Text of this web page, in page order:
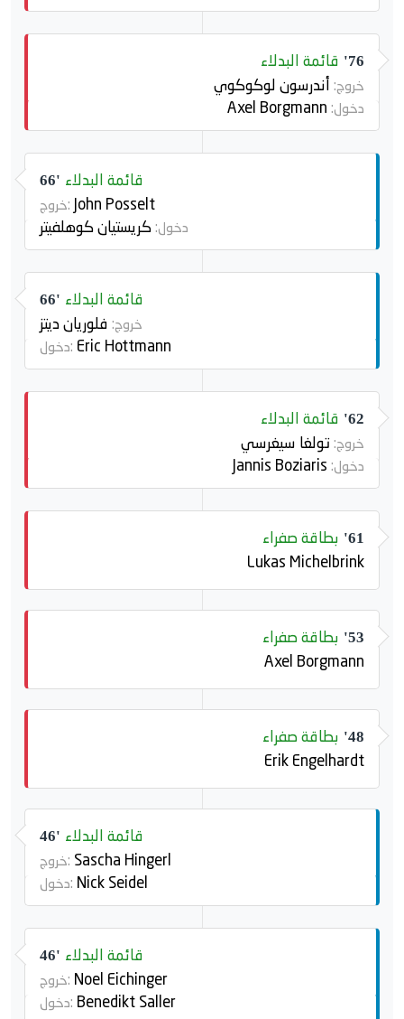
76' قائمة البدلاء
خروج: أندرسون لوكوكوي
دخول:
66' قائمة البدلاء
خروج: John Posselt
دخول:كريستيان كوهلفيتر
66' قائمة البدلاء
خروج: فلوريان ديتز
دخول: Eric Hottmann
62' قائمة البدلاء
خروج:تولغا سيغرسي
دخول:
61' بطاقة صفراء
Lukas Michelbrink
53' بطاقة صفراء
Axel Borgmann
48' بطاقة صفراء
Erik Engelhardt
46' قائمة البدلاء
خروج: Sascha Hingerl
دخول: Nick Seidel
46' قائمة البدلاء
خروج: Noel Eichinger
دخول: Benedikt Saller